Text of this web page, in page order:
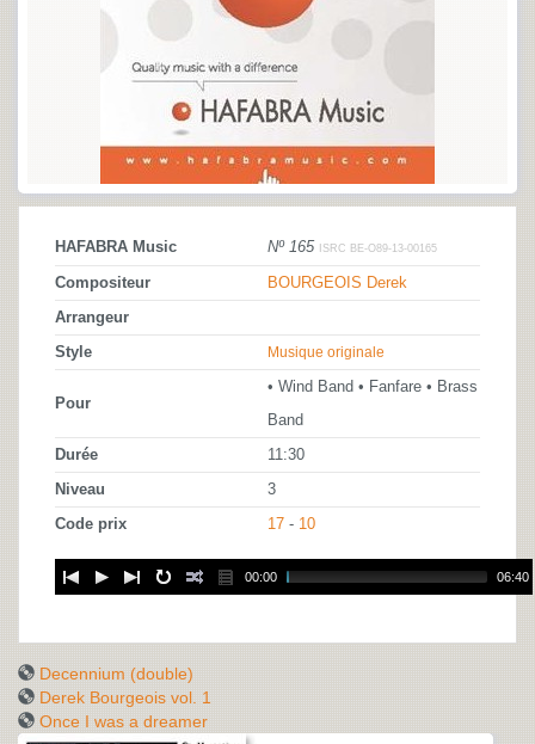
HAFABRA Music Nº 165 ISRC BE-O89-13-00165
Compositeur BOURGEOIS Derek
Arrangeur
Style Musique originale
Pour
• Wind Band • Fanfare • Brass
Band
Durée 11:30
Niveau 3
Code prix 17 - 10
00:00 06:40
Decennium (double)
Derek Bourgeois vol. 1
Once I was a dreamer